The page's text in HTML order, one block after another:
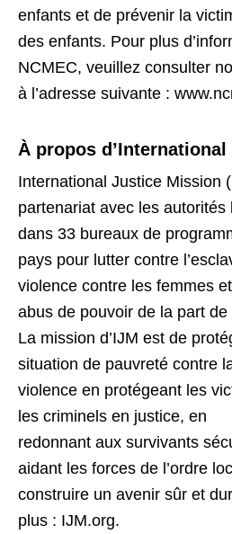
enfants et de prévenir la
des enfants. Pour plus
NCMEC, veuillez consulter
à l’adresse suivante :
À propos
International Justice Mission
partenariat avec les autorités
dans 33 bureaux de
pays pour lutter contre
violence contre les femmes
abus de pouvoir de la part de
La mission d’IJM est de
situation de pauvreté contre
violence en protégeant les
les criminels en justice, en
redonnant aux survivants
aidant les forces de l’ordre
construire un avenir sûr et
plus : IJM.org.